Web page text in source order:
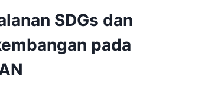
SDGs dan
pada